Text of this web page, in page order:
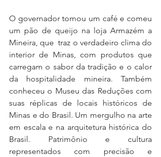
O governador tomou um café e comeu
um pão de queijo na loja Armazém a
Mineira, que  traz o verdadeiro clima do
interior de Minas, com produtos que
carregam o sabor da tradição e o calor
da hospitalidade mineira. Também
conheceu o Museu das Reduções com
suas réplicas de locais históricos de
Minas e do Brasil. Um mergulho na arte
em escala e na arquitetura histórica do
Brasil. Patrimônio e cultura
representados com precisão e